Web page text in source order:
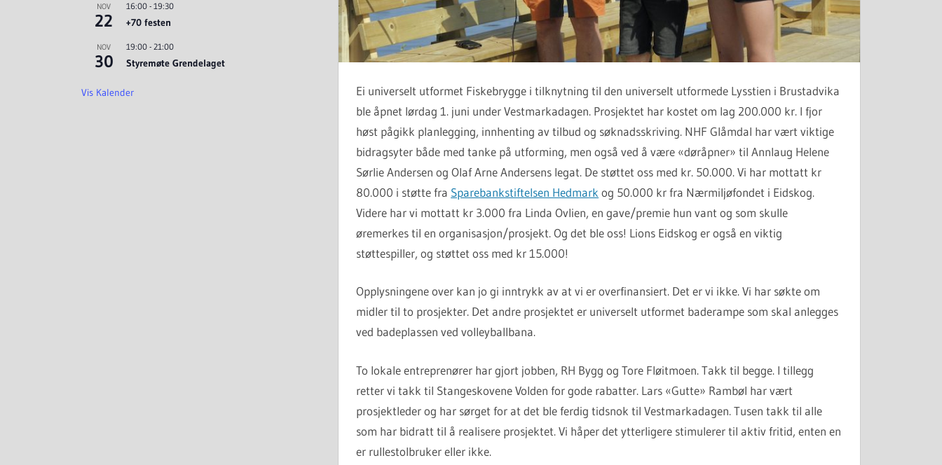
Ei universelt utformet Fiskebrygge i tilknytning til den universelt utformede Lysstien i Brustadvika
ble åpnet lørdag 1. juni under Vestmarkadagen. Prosjektet har kostet om lag 200.000 kr. I fjor
høst pågikk planlegging, innhenting av tilbud og søknadsskriving. NHF Glåmdal har vært viktige
bidragsyter både med tanke på utforming, men også ved å være «døråpner» til Annlaug Helene
Sørlie Andersen og Olaf Arne Andersens legat. De støttet oss med kr. 50.000. Vi har mottatt kr
80.000 i støtte fra Sparebankstiftelsen Hedmark og 50.000 kr fra Nærmiljøfondet i Eidskog.
Videre har vi mottatt kr 3.000 fra Linda Ovlien, en gave/premie hun vant og som skulle
øremerkes til en organisasjon/prosjekt. Og det ble oss! Lions Eidskog er også en viktig
støttespiller, og støttet oss med kr 15.000!
Opplysningene over kan jo gi inntrykk av at vi er overfinansiert. Det er vi ikke. Vi har søkte om
midler til to prosjekter. Det andre prosjektet er universelt utformet baderampe som skal anlegges
ved badeplassen ved volleyballbana.
To lokale entreprenører har gjort jobben, RH Bygg og Tore Fløitmoen. Takk til begge. I tillegg
retter vi takk til Stangeskovene Volden for gode rabatter. Lars «Gutte» Rambøl har vært
prosjektleder og har sørget for at det ble ferdig tidsnok til Vestmarkadagen. Tusen takk til alle
som har bidratt til å realisere prosjektet. Vi håper det ytterligere stimulerer til aktiv fritid, enten en
er rullestolbruker eller ikke.
NOV
22
16:00 - 19:30
+70 festen
NOV
30
19:00 - 21:00
Styremøte Grendelaget
Vis Kalender